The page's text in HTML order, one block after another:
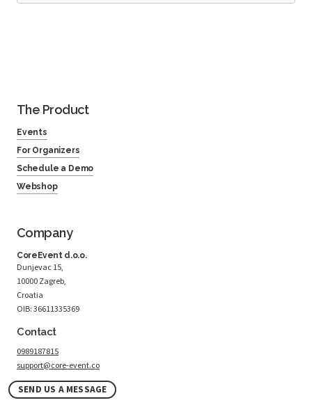
The Product
Events
For Organizers
Schedule a Demo
Webshop
Company
CoreEvent d.o.o.
Dunjevac 15,
10000 Zagreb,
Croatia
OIB: 36611335369
Contact
0989187815
support@core-event.co
SEND US A MESSAGE